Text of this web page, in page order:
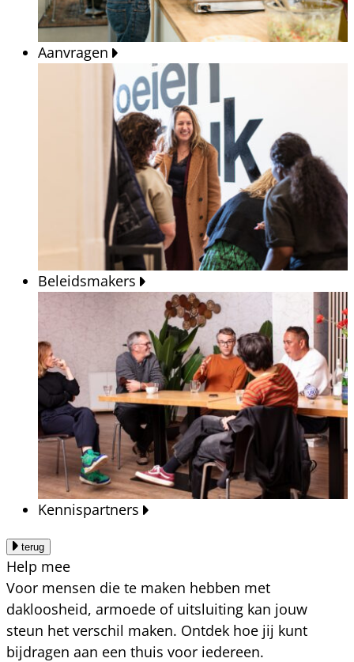
Aanvragen
Beleidsmakers
Kennispartners
terug
Help mee
Voor mensen die te maken hebben met
dakloosheid, armoede of uitsluiting kan jouw
steun het verschil maken. Ontdek hoe jij kunt
bijdragen aan een thuis voor iedereen.